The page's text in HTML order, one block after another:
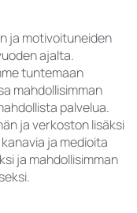
ja motivoituneiden
ajalta.
tuntemaan
mahdollisimman
palvelua.
ja verkoston lisäksi
ja medioita
ja mahdollisimman